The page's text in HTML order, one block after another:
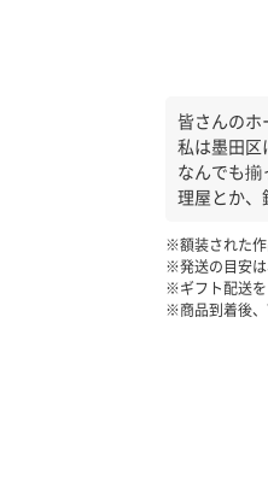
皆さんのホ
私は墨田区
なんでも
理屋とか、
※額装された作
※発送の目安は
※ギフト配送を
※商品到着後、